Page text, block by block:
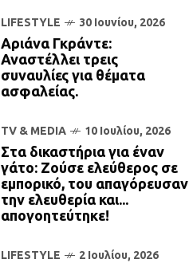
LIFESTYLE 30 Ιουνίου, 2026
Αριάνα Γκράντε:
Αναστέλλει τρεις
συναυλίες για θέματα
ασφαλείας.
TV & MEDIA 10 Ιουλίου, 2026
Στα δικαστήρια για έναν
γάτο: Ζούσε ελεύθερος σε
εμπορικό, του απαγόρευσαν
την ελευθερία και...
απογοητεύτηκε!
LIFESTYLE 2 Ιουλίου, 2026